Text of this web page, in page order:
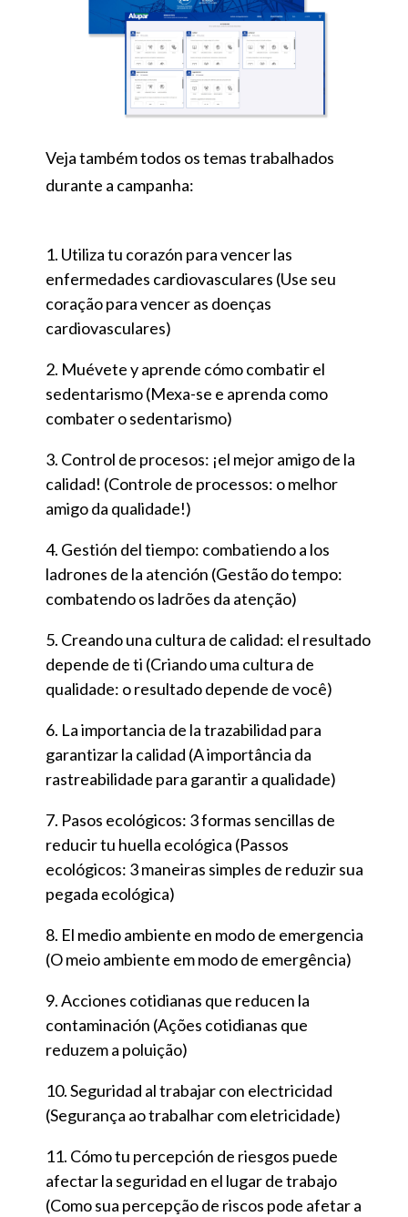
Veja também todos os temas trabalhados
durante a campanha:
Utiliza tu corazón para vencer las
enfermedades cardiovasculares (Use seu
coração para vencer as doenças
cardiovasculares)
Muévete y aprende cómo combatir el
sedentarismo (Mexa-se e aprenda como
combater o sedentarismo)
Control de procesos: ¡el mejor amigo de la
calidad! (Controle de processos: o melhor
amigo da qualidade!)
Gestión del tiempo: combatiendo a los
ladrones de la atención (Gestão do tempo:
combatendo os ladrões da atenção)
Creando una cultura de calidad: el resultado
depende de ti (Criando uma cultura de
qualidade: o resultado depende de você)
La importancia de la trazabilidad para
garantizar la calidad (A importância da
rastreabilidade para garantir a qualidade)
Pasos ecológicos: 3 formas sencillas de
reducir tu huella ecológica (Passos
ecológicos: 3 maneiras simples de reduzir sua
pegada ecológica)
El medio ambiente en modo de emergencia
(O meio ambiente em modo de emergência)
Acciones cotidianas que reducen la
contaminación (Ações cotidianas que
reduzem a poluição)
Seguridad al trabajar con electricidad
(Segurança ao trabalhar com eletricidade)
Cómo tu percepción de riesgos puede
afectar la seguridad en el lugar de trabajo
(Como sua percepção de riscos pode afetar a